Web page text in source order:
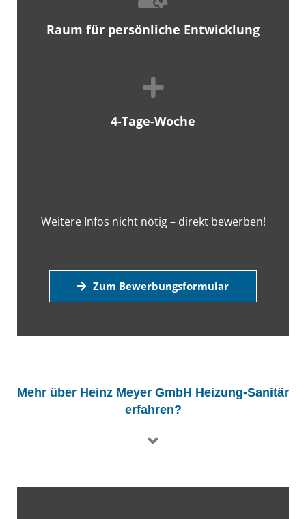
Raum für persönliche Entwicklung
4-Tage-Woche
Weitere Infos nicht nötig – direkt bewerben!
Zum Bewerbungsformular
Mehr über Heinz Meyer GmbH Heizung-Sanitär
erfahren?